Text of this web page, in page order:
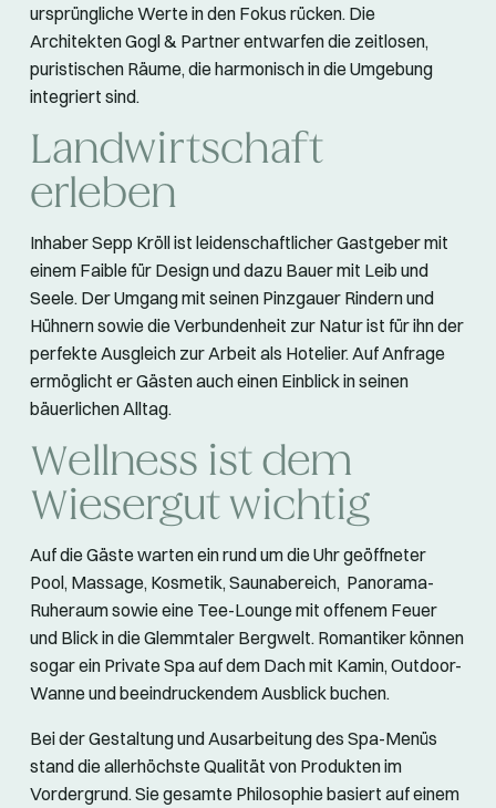
ursprüngliche Werte in den Fokus rücken. Die
Architekten Gogl & Partner entwarfen die zeitlosen,
puristischen Räume, die harmonisch in die Umgebung
integriert sind.
Landwirtschaft
erleben
Inhaber Sepp Kröll ist leidenschaftlicher Gastgeber mit
einem Faible für Design und dazu Bauer mit Leib und
Seele. Der Umgang mit seinen Pinzgauer Rindern und
Hühnern sowie die Verbundenheit zur Natur ist für ihn der
perfekte Ausgleich zur Arbeit als Hotelier. Auf Anfrage
ermöglicht er Gästen auch einen Einblick in seinen
bäuerlichen Alltag.
Wellness ist dem
Wiesergut wichtig
Auf die Gäste warten ein rund um die Uhr geöffneter
Pool, Massage, Kosmetik, Saunabereich, Panorama-
Ruheraum sowie eine Tee-Lounge mit offenem Feuer
und Blick in die Glemmtaler Bergwelt. Romantiker können
sogar ein Private Spa auf dem Dach mit Kamin, Outdoor-
Wanne und beeindruckendem Ausblick buchen.
Bei der Gestaltung und Ausarbeitung des Spa-Menüs
stand die allerhöchste Qualität von Produkten im
Vordergrund. Sie gesamte Philosophie basiert auf einem